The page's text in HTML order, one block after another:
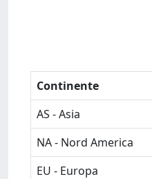
Continente
AS - Asia
NA - Nord America
EU - Europa